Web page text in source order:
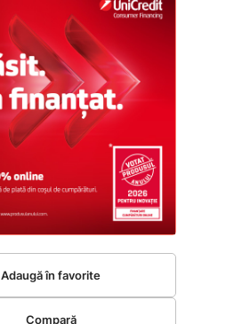
Adaugă în favorite
Compară